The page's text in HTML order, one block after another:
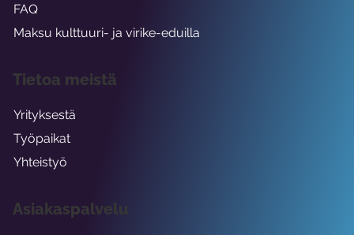
Asiakaspalvelu
FAQ
Maksu kulttuuri- ja virike-eduilla
Tietoa meistä
Yrityksestä
Työpaikat
Yhteistyö